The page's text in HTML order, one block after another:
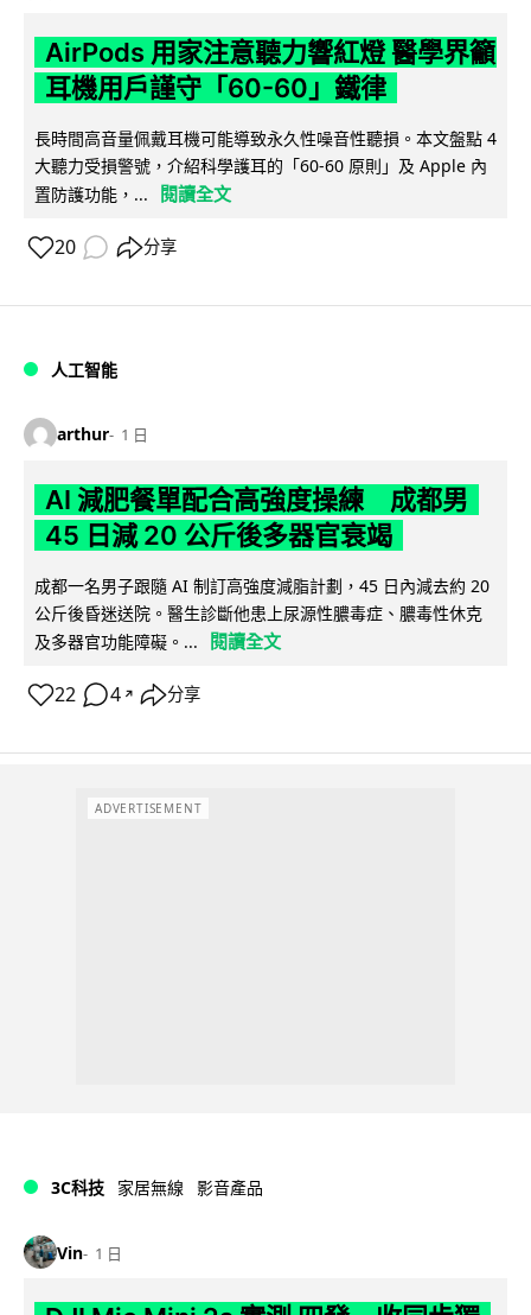
AirPods 用家注意聽力響紅燈 醫學界籲
耳機用戶謹守「60-60」鐵律
長時間高音量佩戴耳機可能導致永久性噪音性聽損。本文盤點 4
大聽力受損警號，介紹科學護耳的「60-60 原則」及 Apple 內
置防護功能，...
閱讀全文
20 分享
人工智能
arthur 1 日
AI 減肥餐單配合高強度操練 成都男
45 日減 20 公斤後多器官衰竭
成都一名男子跟隨 AI 制訂高強度減脂計劃，45 日內減去約 20
公斤後昏迷送院。醫生診斷他患上尿源性膿毒症、膿毒性休克
及多器官功能障礙。...
閱讀全文
22 4 ↗ 分享
ADVERTISEMENT
3C科技 家居無線 影音產品
Vin 1 日